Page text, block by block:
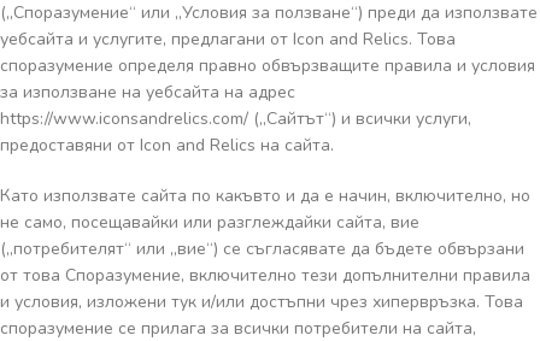
(„Споразумение“ или „Условия за ползване“) преди да използвате
уебсайта и услугите, предлагани от Icon and Relics. Това
споразумение определя правно обвързващите правила и условия
за използване на уебсайта на адрес
https://www.iconsandrelics.com/ („Сайтът“) и всички услуги,
предоставяни от Icon and Relics на сайта.
Като използвате сайта по какъвто и да е начин, включително, но
не само, посещавайки или разглеждайки сайта, вие
(„потребителят“ или „вие“) се съгласявате да бъдете обвързани
от това Споразумение, включително тези допълнителни правила
и условия, изложени тук и/или достъпни чрез хипервръзка. Това
споразумение се прилага за всички потребители на сайта,